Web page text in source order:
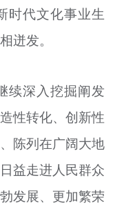
时代文化事业生
迸发。
续深入挖掘阐发
性转化、创新性
陈列在广阔大地
益走进人民群众
发展、更加繁荣